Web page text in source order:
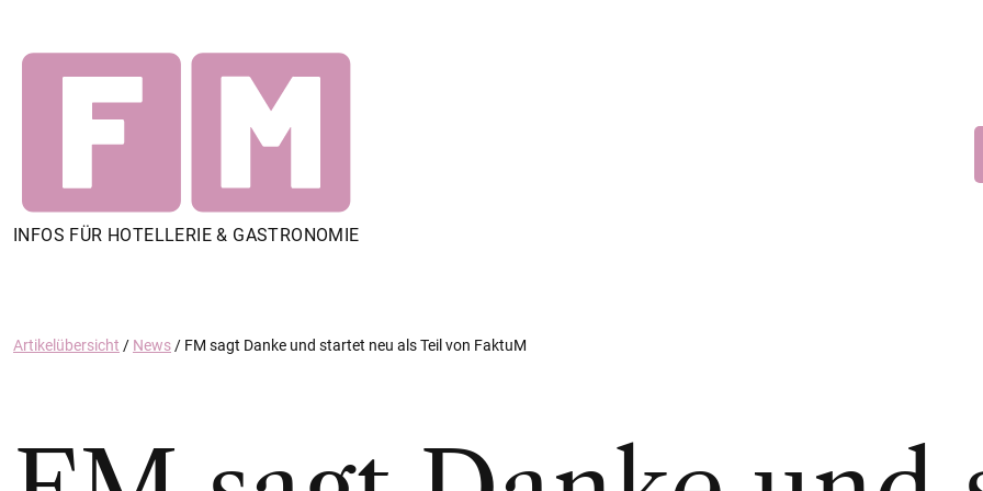
INFOS FÜR HOTELLERIE & GASTRONOMIE
Artikelübersicht / News / FM sagt Danke und startet neu als Teil von FaktuM